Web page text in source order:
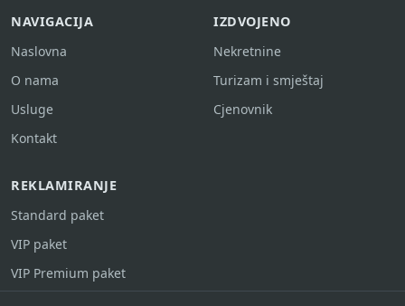
NAVIGACIJA
Naslovna
O nama
Usluge
Kontakt
IZDVOJENO
Nekretnine
Turizam i smještaj
Cjenovnik
REKLAMIRANJE
Standard paket
VIP paket
VIP Premium paket